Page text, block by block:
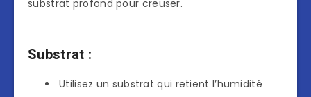
substrat profond pour creuser.
Substrat :
Utilisez un substrat qui retient l’humidité